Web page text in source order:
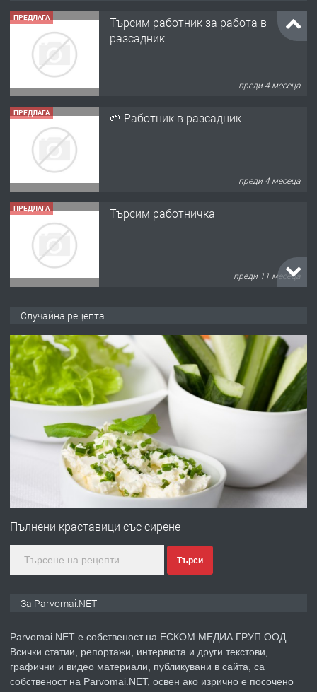
ПРЕДЛАГА 🌱 Работник в разсадник
преди 4 месеца
ПРЕДЛАГА Търсим работничка
преди 11 месеца
ПРЕДЛАГА
Продава употребявани чисти и
преди 1 година
преди 1 година
ПРЕДЛАГА
Първи поход "По стъпките на Ангел
Войвода"
преди 1 година
Монтажник на малки детайли за
преди 1 година
ПРЕДЛАГА
Случайна рецепта
Пълнени краставици със сирене
Търси
За Parvomai.NET
Parvomai.NET е собственост на ЕСКОМ МЕДИА ГРУП ООД.
Всички статии, репортажи, интервюта и други текстови,
графични и видео материали, публикувани в сайта, са
собственост на Parvomai.NET, освен ако изрично е посочено